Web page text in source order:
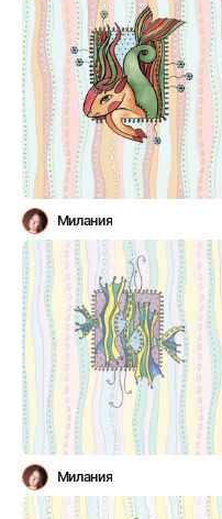
Милания
Милания